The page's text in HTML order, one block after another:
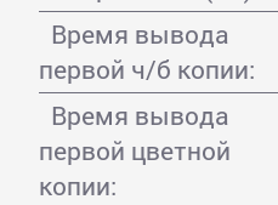
Время вывода
первой ч/б копии:
Время вывода
первой цветной
копии: